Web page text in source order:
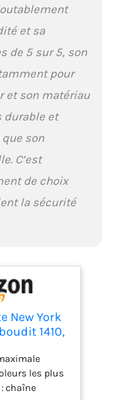
et sa
de 5 sur 5, son
pour
et son matériau
durable et
son
C’est
de choix
la sécurité
New York
1410,
Acier
de
les plus
chaîne